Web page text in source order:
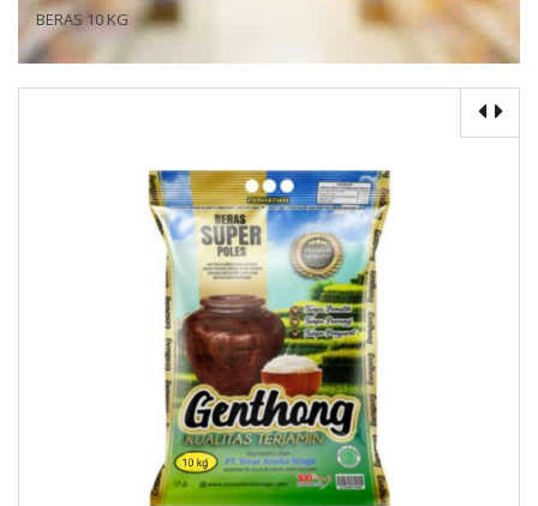
BERAS 10 KG